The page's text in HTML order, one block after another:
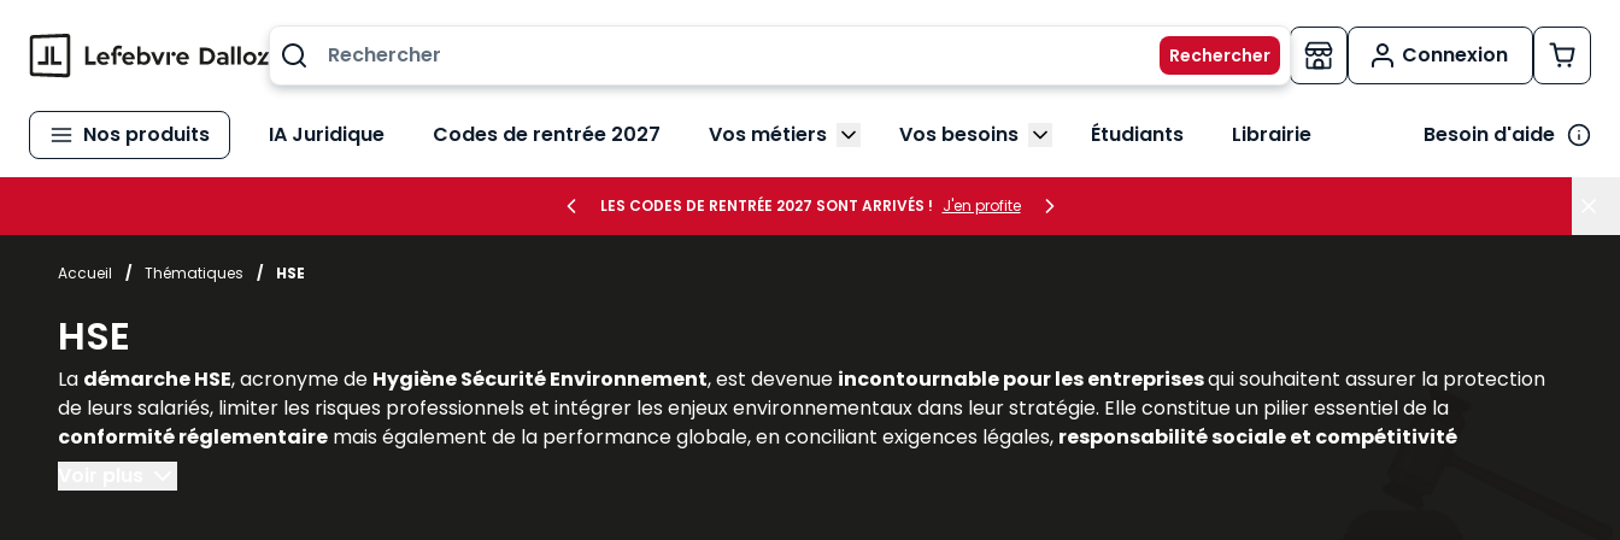
Connexion
Nos produits IA Juridique Codes de rentrée 2027 Vos métiers Afficher le sous-menu Vos métiers
Vos besoins Afficher le sous-menu Vos besoins
Étudiants Librairie Besoin d'aide
LES CODES DE RENTRÉE 2027 SONT ARRIVÉS ! J'en profite
Accueil / Thématiques / HSE
HSE
La démarche HSE, acronyme de Hygiène Sécurité Environnement, est devenue incontournable pour les entreprisesqui souhaitent assurer la protection
de leurs salariés, limiter les risques professionnels et intégrer les enjeux environnementaux dans leur stratégie. Elle constitue un pilier essentiel de la
conformité réglementaire mais également de la performance globale, en conciliant exigences légales, responsabilité sociale et compétitivité
économique
la portée du HSE est indispensable. Les